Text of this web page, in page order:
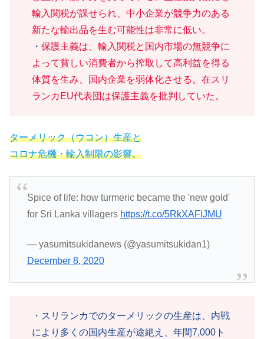
輸入関税が課せられ、中小企業が競争力のある
新たな輸出品を生む可能性は非常に低い。
・ 保護主義は、輸入関税と国内市場の無競争に
よって貧しい消費者から搾取して高利益を得る
体質を生み、国内企業を弱体化させる。在スリ
ランカEU代表団は保護主義を批判していた。
ターメリック（ウコン）生産と
コロナ危機・輸入制限の影響。
Spice of life: how turmeric became the 'new gold'
for Sri Lanka villagers https://t.co/5RkXAFiJMU
— yasumitsukidanews (@yasumitsukidan1)
December 8, 2020
・スリランカでのターメリックの生産は、内戦
により多くの国内生産が途絶え、年間7,000ト